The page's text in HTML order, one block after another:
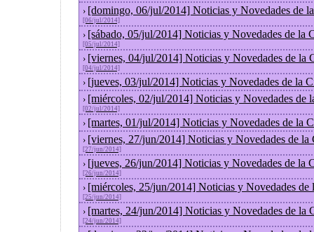
› [domingo, 06/jul/2014] Noticias y Novedades de
[06/jul/2014]
› [sábado, 05/jul/2014] Noticias y Novedades de la
[05/jul/2014]
› [viernes, 04/jul/2014] Noticias y Novedades de la
[04/jul/2014]
› [jueves, 03/jul/2014] Noticias y Novedades de la
› [miércoles, 02/jul/2014] Noticias y Novedades de
[02/jul/2014]
› [martes, 01/jul/2014] Noticias y Novedades de la
› [viernes, 27/jun/2014] Noticias y Novedades de la
[27/jun/2014]
› [jueves, 26/jun/2014] Noticias y Novedades de la
[26/jun/2014]
› [miércoles, 25/jun/2014] Noticias y Novedades de
[25/jun/2014]
› [martes, 24/jun/2014] Noticias y Novedades de la
[24/jun/2014]